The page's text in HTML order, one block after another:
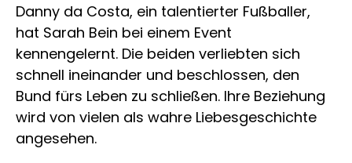
Danny da Costa, ein talentierter Fußballer,
hat Sarah Bein bei einem Event
kennengelernt. Die beiden verliebten sich
schnell ineinander und beschlossen, den
Bund fürs Leben zu schließen. Ihre Beziehung
wird von vielen als wahre Liebesgeschichte
angesehen.